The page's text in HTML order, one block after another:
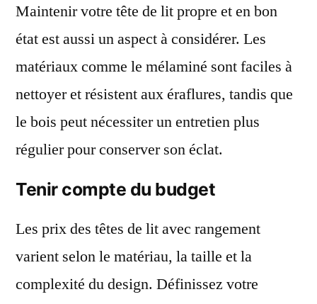
Maintenir votre tête de lit propre et en bon
état est aussi un aspect à considérer. Les
matériaux comme le mélaminé sont faciles à
nettoyer et résistent aux éraflures, tandis que
le bois peut nécessiter un entretien plus
régulier pour conserver son éclat.
Tenir compte du budget
Les prix des têtes de lit avec rangement
varient selon le matériau, la taille et la
complexité du design. Définissez votre